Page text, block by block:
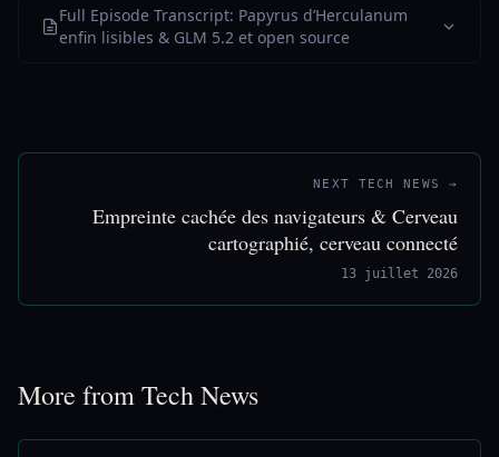
Full Episode Transcript: Papyrus d’Herculanum
enfin lisibles & GLM 5.2 et open source
NEXT TECH NEWS →
Empreinte cachée des navigateurs & Cerveau
cartographié, cerveau connecté
13 juillet 2026
More from Tech News